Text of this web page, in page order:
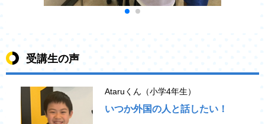
受講生の声
Ataruくん（小学4年生）
いつか外国の人と話したい！